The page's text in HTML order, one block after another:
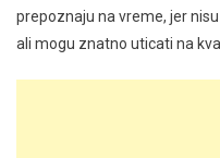
prepoznaju na vreme, jer
ali mogu znatno uticati na